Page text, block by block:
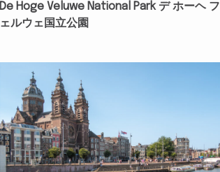
De Hoge Veluwe National Park デ ホーヘ フ
ェルウェ国立公園